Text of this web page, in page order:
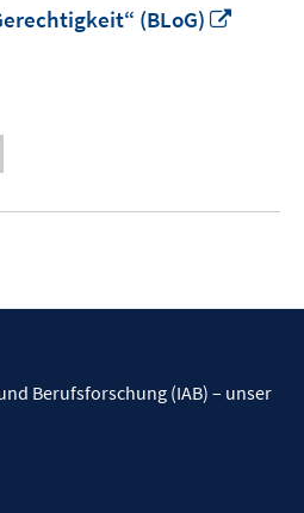
(BLoG)
Berufsforschung (IAB) – unser